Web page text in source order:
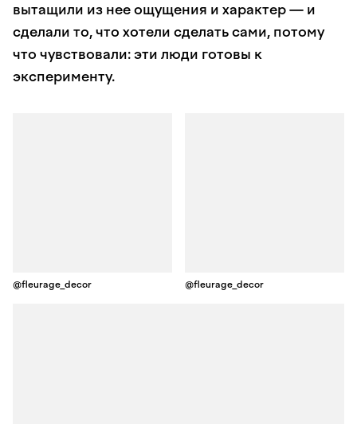
вытащили из нее ощущения и характер — и
сделали то, что хотели сделать сами, потому
что чувствовали: эти люди готовы к
эксперименту.
@fleurage_decor @fleurage_decor